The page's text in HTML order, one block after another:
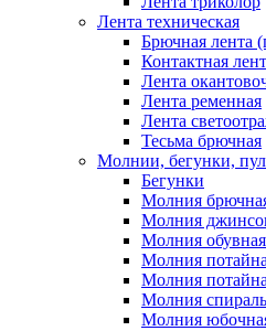
Лента техническая
Брючная лента
Контактная
Лента
Лента ременная
Лента
Тесьма брючная
Молнии, бегунки,
Бегунки
Молния
Молния
Молния
Молния
Молния
Молния спираль
Молния